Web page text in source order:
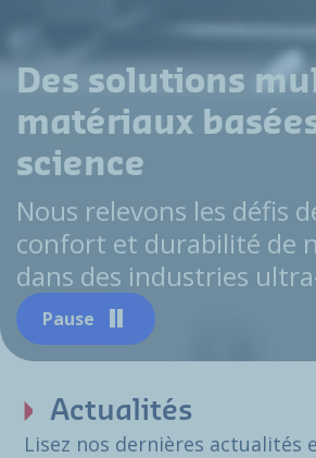
Pause
Des solutions
matériaux
science
Nous relevons les défis
confort et durabilité de
dans des industries
Actualités
Lisez nos dernières actualités